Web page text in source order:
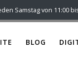
Samstag von 11:00
BLOG